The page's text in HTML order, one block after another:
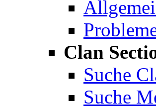
Clan
Suche
Suche